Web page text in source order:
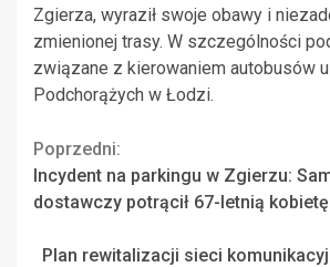
Zgierza, wyraził swoje obawy i
zmienionej trasy. W szczególności
związane z kierowaniem autobusów
Podchorążych w Łodzi.
Continue
Reading
Poprzedni:
Incydent na parkingu w Zgierzu:
dostawczy potrącił 67-letnią kobietę
Plan rewitalizacji sieci